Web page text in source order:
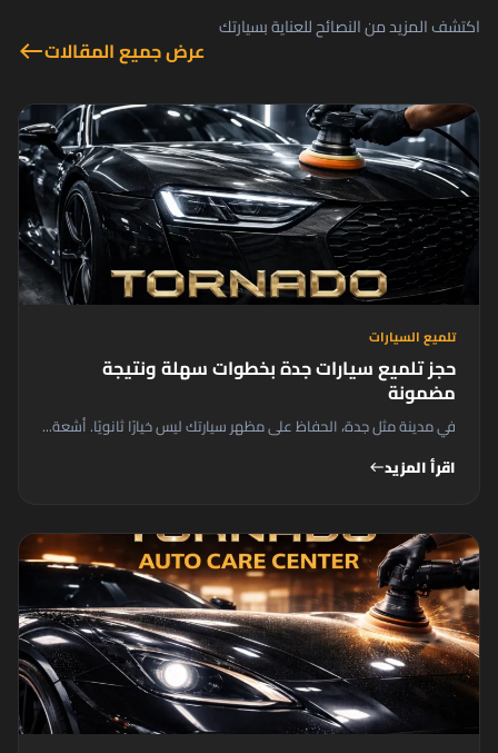
اكتشف المزيد من النصائح للعناية بسيارتك
عرض جميع المقالاتwest
تلميع السيارات
حجز تلميع سيارات جدة بخطوات سهلة ونتيجة
مضمونة
في مدينة مثل جدة، الحفاظ على مظهر سيارتك ليس خيارًا ثانويًا. أشعة...
اقرأ المزيدwest